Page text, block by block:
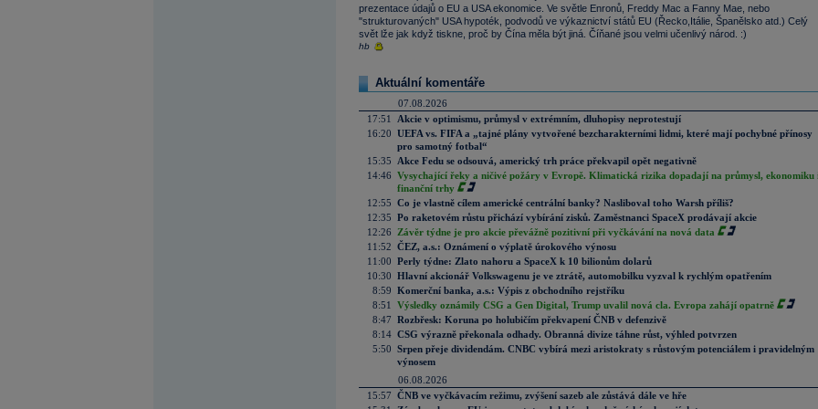
prezentace údajů o EU a USA ekonomice. Ve světle Enronů, Freddy Mac a Fanny Mae, nebo
"strukturovaných" USA hypoték, podvodů ve výkaznictví států EU (Řecko,Itálie, Španělsko atd.) Celý
svět lže jak když tiskne, proč by Čína měla být jiná. Číňané jsou velmi učenlivý národ. :)
hb
Aktuální komentáře
07.08.2026
17:51
Akcie v optimismu, průmysl v extrémním, dluhopisy neprotestují
16:20 UEFA vs. FIFA a „tajné plány vytvořené bezcharakterními lidmi, které mají pochybné přínosy
pro samotný fotbal“
15:35
Akce Fedu se odsouvá, americký trh práce překvapil opět negativně
14:46 Vysychající řeky a ničivé požáry v Evropě. Klimatická rizika dopadají na průmysl, ekonomiku
finanční trhy
12:55 Co je vlastně cílem americké centrální banky? Nasliboval toho Warsh příliš?
12:35 Po raketovém růstu přichází vybírání zisků. Zaměstnanci SpaceX prodávají akcie
12:26
Závěr týdne je pro akcie převážně pozitivní při vyčkávání na nová data
11:52 ČEZ, a.s.: Oznámení o výplatě úrokového výnosu
11:00 Perly týdne: Zlato nahoru a SpaceX k 10 bilionům dolarů
10:30 Hlavní akcionář Volkswagenu je ve ztrátě, automobilku vyzval k rychlým opatřením
8:59 Komerční banka, a.s.: Výpis z obchodního rejstříku
8:51
Výsledky oznámily CSG a Gen Digital, Trump uvalil nová cla. Evropa zahájí opatrně
8:47 Rozbřesk: Koruna po holubičím překvapení ČNB v defenzivě
8:14 CSG výrazně překonala odhady. Obranná divize táhne růst, výhled potvrzen
5:50 Srpen přeje dividendám. CNBC vybírá mezi aristokraty s růstovým potenciálem i pravidelným
výnosem
06.08.2026
15:57 ČNB ve vyčkávacím režimu, zvýšení sazeb ale zůstává dále ve hře